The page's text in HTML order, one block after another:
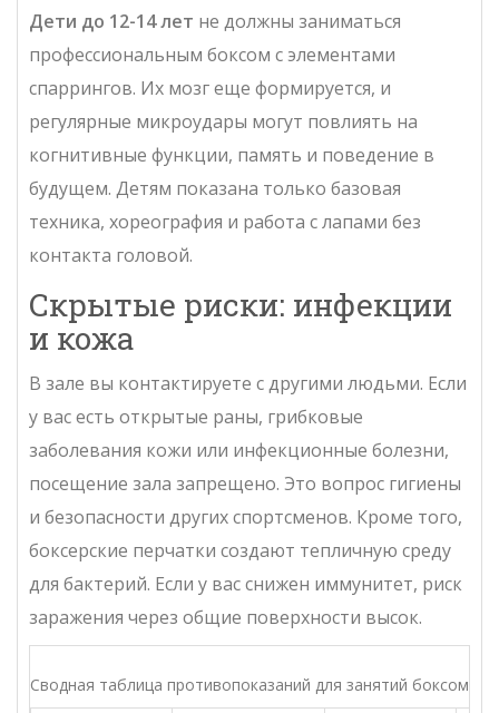
Дети до 12-14 лет не должны заниматься
профессиональным боксом с элементами
спаррингов. Их мозг еще формируется, и
регулярные микроудары могут повлиять на
когнитивные функции, память и поведение в
будущем. Детям показана только базовая
техника, хореография и работа с лапами без
контакта головой.
Скрытые риски: инфекции
и кожа
В зале вы контактируете с другими людьми. Если
у вас есть открытые раны, грибковые
заболевания кожи или инфекционные болезни,
посещение зала запрещено. Это вопрос гигиены
и безопасности других спортсменов. Кроме того,
боксерские перчатки создают тепличную среду
для бактерий. Если у вас снижен иммунитет, риск
заражения через общие поверхности высок.
Сводная таблица противопоказаний для занятий боксом